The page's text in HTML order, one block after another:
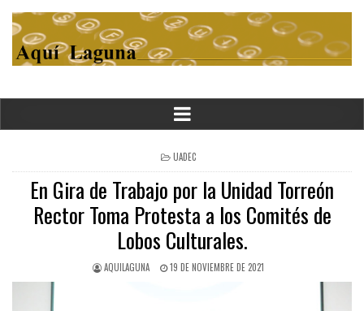
POSTED
IN
UADEC
En Gira de Trabajo por la Unidad Torreón
Rector Toma Protesta a los Comités de
Lobos Culturales.
AQUILAGUNA 19 DE NOVIEMBRE DE 2021